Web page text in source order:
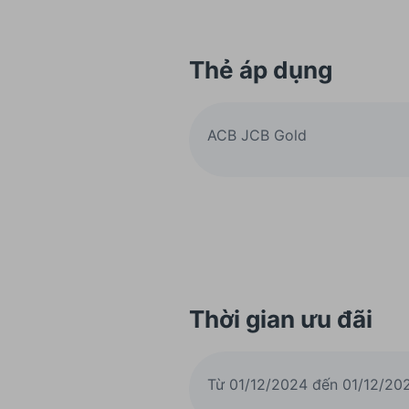
Thẻ áp dụng
ACB JCB Gold
Thời gian ưu đãi
Từ 01/12/2024 đến 01/12/